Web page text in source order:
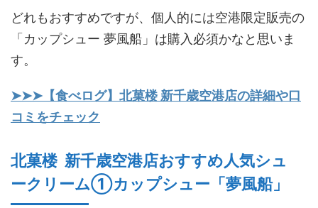
どれもおすすめですが、個人的には空港限定販売の
「カップシュー 夢風船」は購入必須かなと思いま
す。
➤➤➤【食べログ】北菓楼 新千歳空港店の詳細や口
コミをチェック
北菓楼 新千歳空港店おすすめ人気シュ
ークリーム①カップシュー「夢風船」